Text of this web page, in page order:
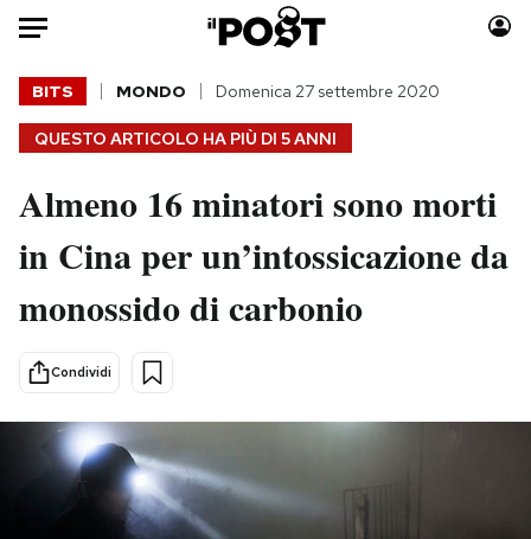
Auto
HOME
Italia
Politica
Tecnologia
Scienza
Economia
Sport
Moda
Consumismi
Storie/Idee
Altrecose
QUESTO ARTICOLO HA PIÙ DI 5 ANNI
BITS MONDO Domenica 27 settembre 2020
Almeno 16 minatori sono morti
in Cina per un’intossicazione da
monossido di carbonio
Condividi